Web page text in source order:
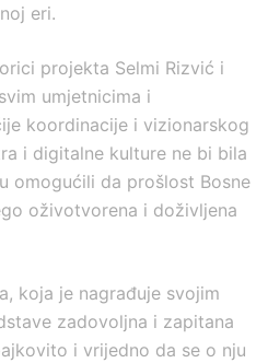
eri.
projekta Selmi Rizvić i
umjetnicima i
koordinacije i vizionarskog
i digitalne kulture ne bi bila
omogućili da prošlost Bosne
oživotvorena i doživljena
koja je nagrađuje svojim
zadovoljna i zapitana
i vrijedno da se o nju